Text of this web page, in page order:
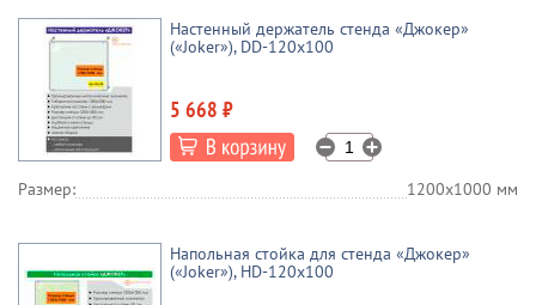
Настенный держатель стенда «Джокер»
(«Joker»), DD-120x100
5 668 ₽
Размер: 1200х1000 мм
Напольная стойка для стенда «Джокер»
(«Joker»), HD-120x100